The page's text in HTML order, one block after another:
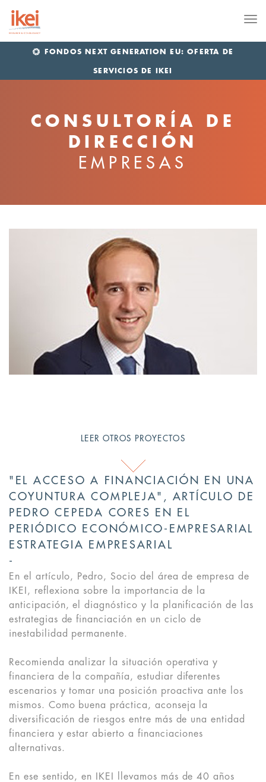
FONDOS NEXT GENERATION EU: OFERTA DE
SERVICIOS DE IKEI
CONSULTORÍA DE
DIRECCIÓN
EMPRESAS
LEER OTROS PROYECTOS
"EL ACCESO A FINANCIACIÓN EN UNA
COYUNTURA COMPLEJA", ARTÍCULO DE
PEDRO CEPEDA CORES EN EL
PERIÓDICO ECONÓMICO-EMPRESARIAL
ESTRATEGIA EMPRESARIAL
En el artículo, Pedro, Socio del área de empresa de
IKEI, reflexiona sobre la importancia de la
anticipación, el diagnóstico y la planificación de las
estrategias de financiación en un ciclo de
inestabilidad permanente.
Recomienda analizar la situación operativa y
financiera de la compañía, estudiar diferentes
escenarios y tomar una posición proactiva ante los
mismos. Como buena práctica, aconseja la
diversificación de riesgos entre más de una entidad
financiera y estar abierto a financiaciones
alternativas.
En ese sentido, en IKEI llevamos más de 40 años